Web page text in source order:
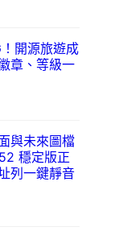
開源旅遊成
章、等級一
與未來圖檔
穩定版正
列一鍵靜音